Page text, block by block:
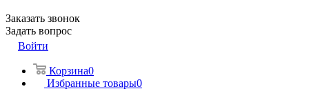
Заказать звонок
Задать вопрос
Войти
Корзина0
Избранные товары0